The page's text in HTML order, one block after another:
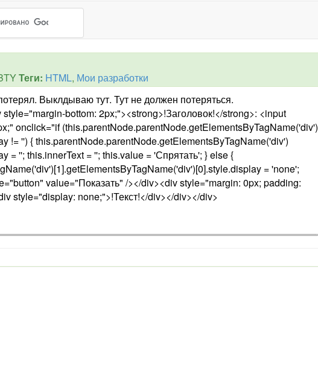
Теги: HTML, Мои разработки
Выклдываю тут. Тут не должен потеряться.
bottom: 2px;"><strong>!Заголовок!</strong>: <input
onclick="if (this.parentNode.parentNode.getElementsByTagName('div')
!= '') { this.parentNode.parentNode.getElementsByTagName('div')
= ''; this.innerText = ''; this.value = 'Спрятать'; } else {
= 'none';
value="Показать" /></div><div style="margin: 0px; padding:
style="display: none;">!Текст!</div></div></div>